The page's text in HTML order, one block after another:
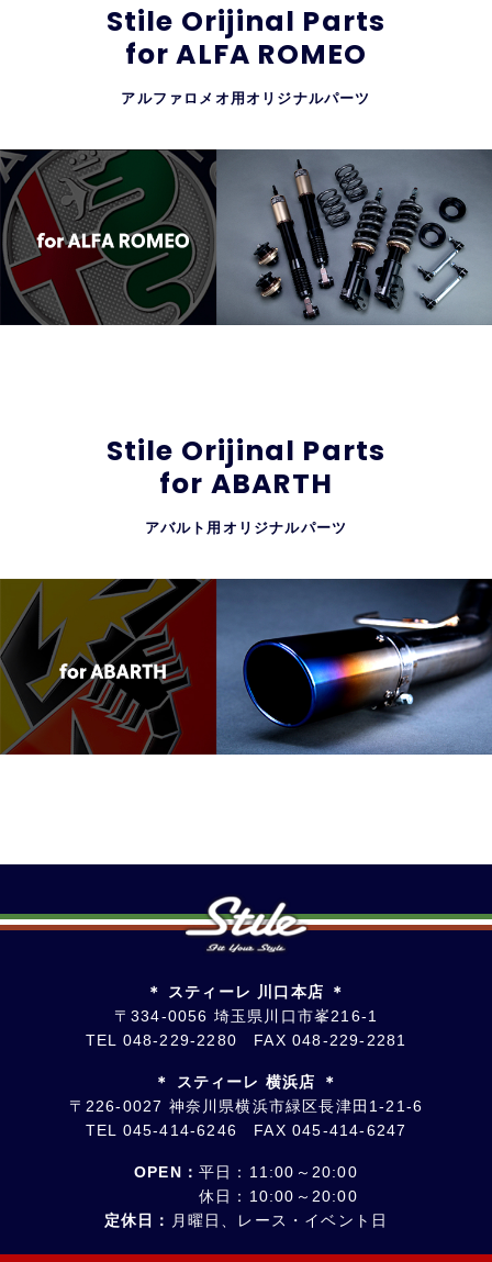
Stile Orijinal Parts
for ALFA ROMEO
アルファロメオ用オリジナルパーツ
Stile Orijinal Parts
for ABARTH
アバルト用オリジナルパーツ
＊ スティーレ 川口本店 ＊
〒334-0056 埼玉県川口市峯216-1
TEL 048-229-2280 FAX 048-229-2281
＊ スティーレ 横浜店 ＊
〒226-0027 神奈川県横浜市緑区長津田1-21-6
TEL 045-414-6246 FAX 045-414-6247
OPEN：平日：11:00～20:00
休日：10:00～20:00
定休日：
月曜日、レース・イベント日